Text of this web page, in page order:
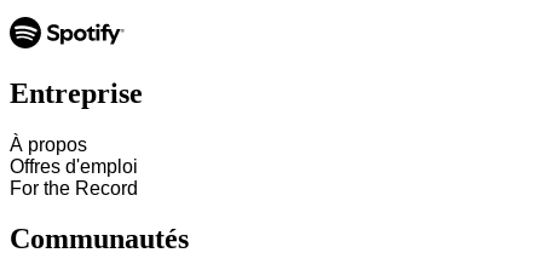
Entreprise
À propos
Offres d'emploi
For the Record
Communautés